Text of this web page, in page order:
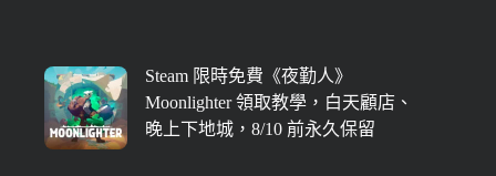
Steam 限時免費《夜勤人》
Moonlighter 領取教學，白天顧店、
晚上下地城，8/10 前永久保留